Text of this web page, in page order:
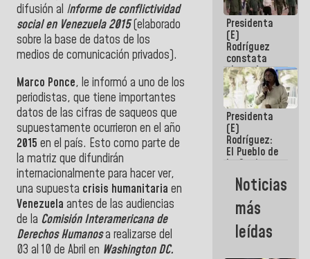
difusión al Informe de conflictividad
social en Venezuela 2015(elaborado
sobre la base de datos de los
medios de comunicación privados).
Marco Ponce, le informó a uno de los
periodistas, que tiene importantes
datos de las cifras de saqueos que
supuestamente ocurrieron en el año
2015 en el país. Esto como parte de
la matriz que difundirán
internacionalmente para hacer ver,
una supuesta crisis humanitaria en
Venezuela antes de las audiencias
de la Comisión Interamericana de
Derechos Humanosa realizarse del
03 al 10 de Abril en Washington DC.
turístico
para La
Guaira
Presidenta
(E)
Rodríguez
constata
obras de
rehabilitación
de Escuela
Militar de
Mamo en La
Guaira
Presidenta
(E)
Rodríguez:
El Pueblo de
La Guaira
siempre
estará
acompañada
por el
Gobierno
Nacional
Noticias
más
leídas